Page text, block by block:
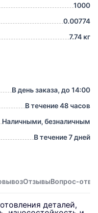
1000
0.00774
7.74 кг
В день заказа, до 14:00
В течение 48 часов
Наличными, безналичным
В течение 7 дней
ОтзывыВопрос-
деталей,